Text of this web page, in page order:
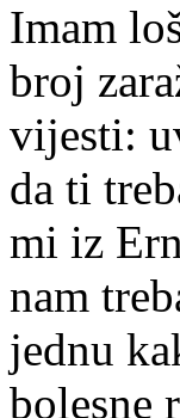
Imam
broj
vijesti:
da ti
mi iz
nam
jednu
bolesne